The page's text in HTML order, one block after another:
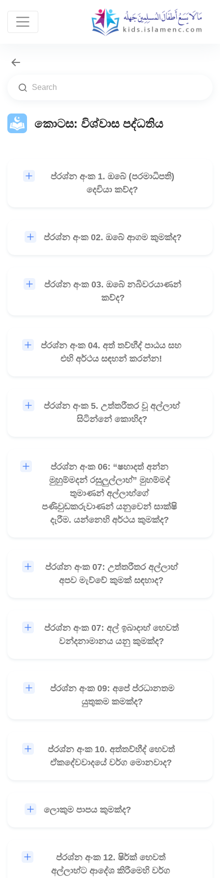
කොටස: විශ්වාස පද්ධතිය
ප්රශ්න අංක 1. ඔබේ (පරමාධිපති)
දෙවියා කව්ද?
ප්රශ්න අංක 02. ඔබේ ආගම කුමක්ද?
ප්රශ්න අංක 03. ඔබේ නබිවරයාණන්
කව්ද?
ප්රශ්න අංක 04. අත් තව්හීද් පාඨය සහ
එහි අර්ථය සඳහන් කරන්න!
ප්රශ්න අංක 5. උත්තරීතර වූ අල්ලාහ්
සිටින්නේ කොහිද?
ප්රශ්න අංක 06: “ෂහාදත් අන්න
මුහුම්මදන් රසුලුල්ලාහ්” මුහම්මද්
තුමාණන් අල්ලාහ්ගේ
පණිවුඩකරුවාණන් යනුවෙන් සාක්ෂි
දැරීම. යන්නෙහි අර්ථය කුමක්ද?
ප්රශ්න අංක 07: උත්තරීතර අල්ලාහ්
අපව මැව්වේ කුමක් සඳහාද?
ප්රශ්න අංක 07: අල් ඉබාදාහ් හෙවත්
වන්දනාමානය යනු කුමක්ද?
ප්රශ්න අංක 09: අපේ ප්රධානතම
යුතුකම කමක්ද?
ප්රශ්න අංක 10. අත්තව්හීද් හෙවත්
ඒකදේවවාදයේ වර්ග මොනවාද?
ලොකුම පාපය කුමක්ද?
ප්රශ්න අංක 12. ෂිර්ක් හෙවත්
අල්ලාහ්ට ආදේශ කිරීමෙහි වර්ග